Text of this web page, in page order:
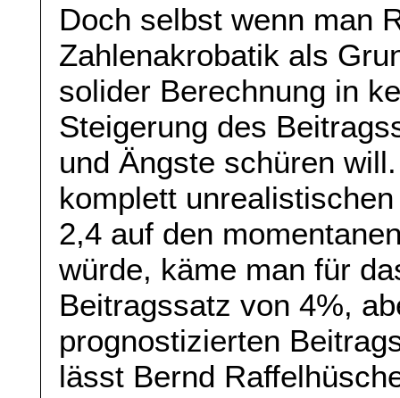
Doch selbst wenn man
Zahlenakrobatik als
solider Berechnung in
Steigerung des
und Ängste schüren
komplett
2,4 auf den
würde, käme man für
Beitragssatz von 4%,
prognostizierten
lässt Bernd